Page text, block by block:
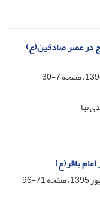
در عصر صادقین(ع)
7-30
نیا
باقر(ع)
71-96